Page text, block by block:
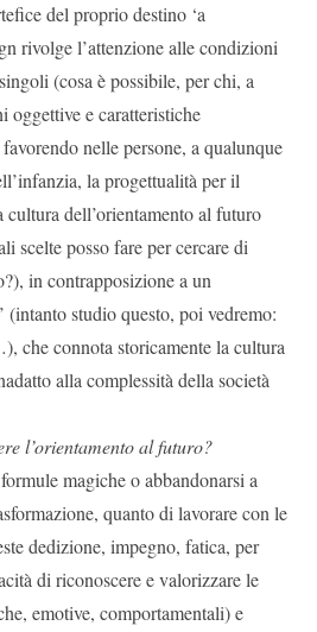
del proprio destino ‘a
rivolge l’attenzione alle condizioni
(cosa è possibile, per chi, a
oggettive e caratteristiche
nelle persone, a qualunque
la progettualità per il
dell’orientamento al futuro
scelte posso fare per cercare di
in contrapposizione a un
(intanto studio questo, poi vedremo:
che connota storicamente la cultura
alla complessità della società
l’orientamento al futuro?
magiche o abbandonarsi a
quanto di lavorare con le
dedizione, impegno, fatica, per
di riconoscere e valorizzare le
emotive, comportamentali) e